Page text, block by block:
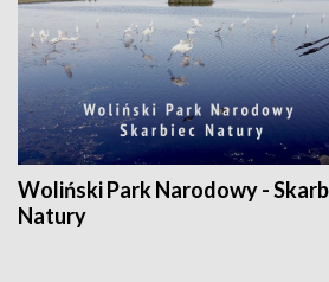
Woliński Park Narodowy -
Natury